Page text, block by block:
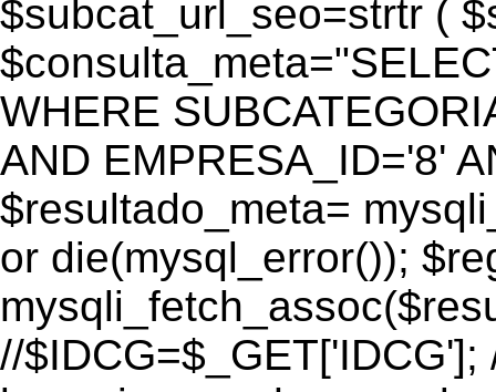
$subcat_url_seo=strtr (
WHERE
AND EMPRESA_ID='8'
$resultado_meta=
or die(mysql_error());
//